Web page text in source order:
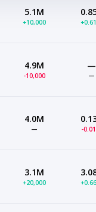
5.1M
+10,000
4.9M
-10,000
—
—
4.0M
— -
3.1M
+20,000